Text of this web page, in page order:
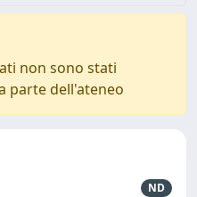
non sono stati
parte dell'ateneo
ND